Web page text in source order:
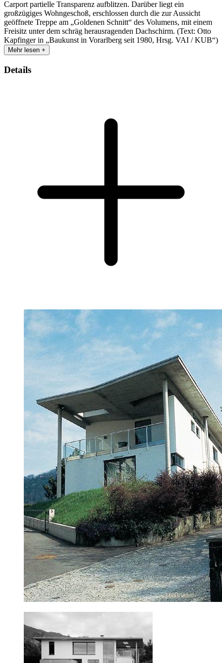
Carport partielle Transparenz aufblitzen. Darüber liegt ein
großzügiges Wohngeschoß, erschlossen durch die zur Aussicht
geöffnete Treppe am „Goldenen Schnitt“ des Volumens, mit einem
Freisitz unter dem schräg herausragenden Dachschirm. (Text: Otto
Kapfinger in „Baukunst in Vorarlberg seit 1980, Hrsg. VAI / KUB“)
Mehr lesen +
Details